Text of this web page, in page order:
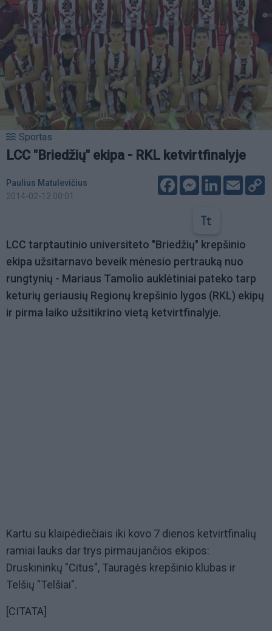
Sportas
LCC "Briedžių" ekipa - RKL ketvirtfinalyje
Paulius Matulevičius
2014-02-12 00:01
FacebookMessenger
LinkedIn
Email
LCC tarptautinio universiteto "Briedžių" krepšinio
ekipa užsitarnavo beveik mėnesio pertrauką nuo
rungtynių - Mariaus Tamolio auklėtiniai pateko tarp
keturių geriausių Regionų krepšinio lygos (RKL) ekipų
ir pirma laiko užsitikrino vietą ketvirtfinalyje.
Kartu su klaipėdiečiais iki kovo 7 dienos ketvirtfinalių
ramiai lauks dar trys pirmaujančios ekipos:
Druskininkų "Citus", Tauragės krepšinio klubas ir
Telšių "Telšiai".
[CITATA]